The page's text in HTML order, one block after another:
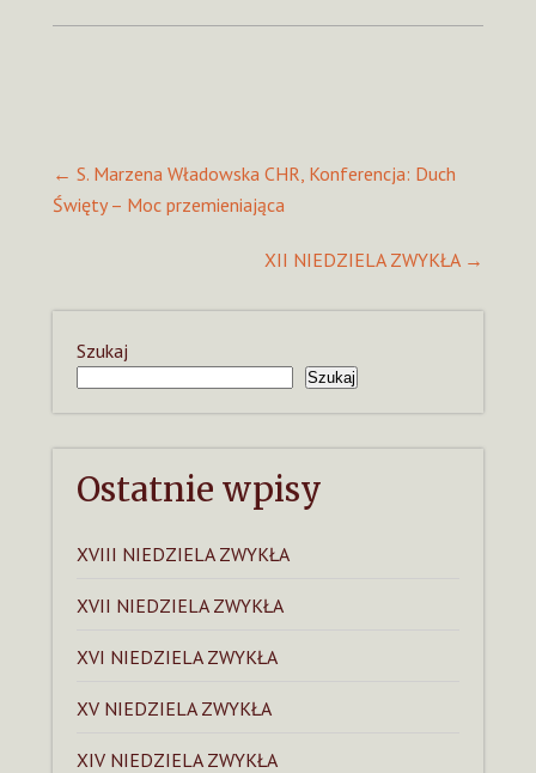
navigation
← S. Marzena Władowska CHR, Konferencja: Duch
Święty – Moc przemieniająca
XII NIEDZIELA ZWYKŁA →
Szukaj
Szukaj
Ostatnie wpisy
XVIII NIEDZIELA ZWYKŁA
XVII NIEDZIELA ZWYKŁA
XVI NIEDZIELA ZWYKŁA
XV NIEDZIELA ZWYKŁA
XIV NIEDZIELA ZWYKŁA